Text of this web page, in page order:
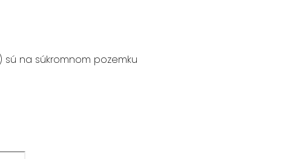
na súkromnom pozemku